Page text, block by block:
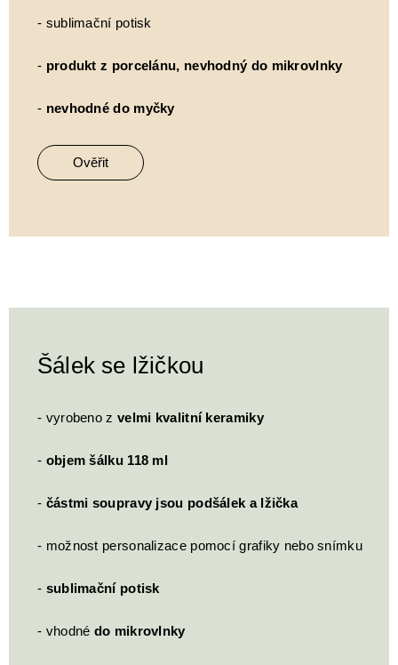
- sublimační potisk
- produkt z porcelánu, nevhodný do mikrovlnky
- nevhodné do myčky
Ověřit
Šálek se lžičkou
- vyrobeno z velmi kvalitní keramiky
- objem šálku 118 ml
- částmi soupravy jsou podšálek a lžička
- možnost personalizace pomocí grafiky nebo snímku
- sublimační potisk
- vhodné do mikrovlnky